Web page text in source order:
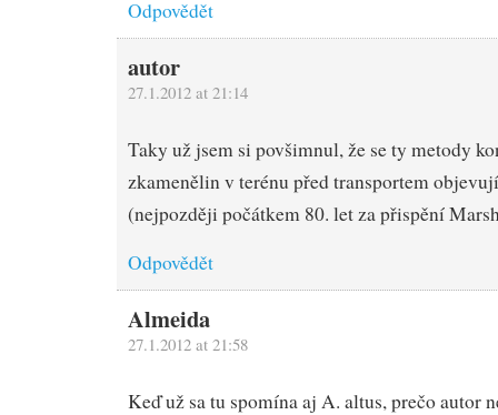
Odpovědět
autor
27.1.2012 at 21:14
Taky už jsem si povšimnul, že se ty metody
zkamenělin v terénu před transportem
(nejpozději počátkem 80. let za přispění
Odpovědět
Almeida
27.1.2012 at 21:58
Keď už sa tu spomína aj A. altus, prečo autor